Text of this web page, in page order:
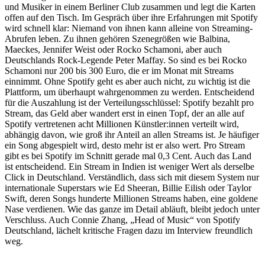
und Musiker in einem Berliner Club zusammen und legt die Karten
offen auf den Tisch. Im Gespräch über ihre Erfahrungen mit Spotify
wird schnell klar: Niemand von ihnen kann alleine von Streaming-
Abrufen leben. Zu ihnen gehören Szenegrößen wie Balbina,
Maeckes, Jennifer Weist oder Rocko Schamoni, aber auch
Deutschlands Rock-Legende Peter Maffay. So sind es bei Rocko
Schamoni nur 200 bis 300 Euro, die er im Monat mit Streams
einnimmt. Ohne Spotify geht es aber auch nicht, zu wichtig ist die
Plattform, um überhaupt wahrgenommen zu werden. Entscheidend
für die Auszahlung ist der Verteilungsschlüssel: Spotify bezahlt pro
Stream, das Geld aber wandert erst in einen Topf, der an alle auf
Spotify vertretenen acht Millionen Künstler:innen verteilt wird,
abhängig davon, wie groß ihr Anteil an allen Streams ist. Je häufiger
ein Song abgespielt wird, desto mehr ist er also wert. Pro Stream
gibt es bei Spotify im Schnitt gerade mal 0,3 Cent. Auch das Land
ist entscheidend. Ein Stream in Indien ist weniger Wert als derselbe
Click in Deutschland. Verständlich, dass sich mit diesem System nur
internationale Superstars wie Ed Sheeran, Billie Eilish oder Taylor
Swift, deren Songs hunderte Millionen Streams haben, eine goldene
Nase verdienen. Wie das ganze im Detail abläuft, bleibt jedoch unter
Verschluss. Auch Connie Zhang, „Head of Music“ von Spotify
Deutschland, lächelt kritische Fragen dazu im Interview freundlich
weg.